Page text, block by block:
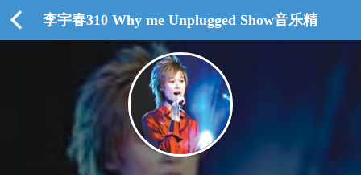
李宇春310 Why me Unplugged Show音乐精
选辑 - 返回歌手